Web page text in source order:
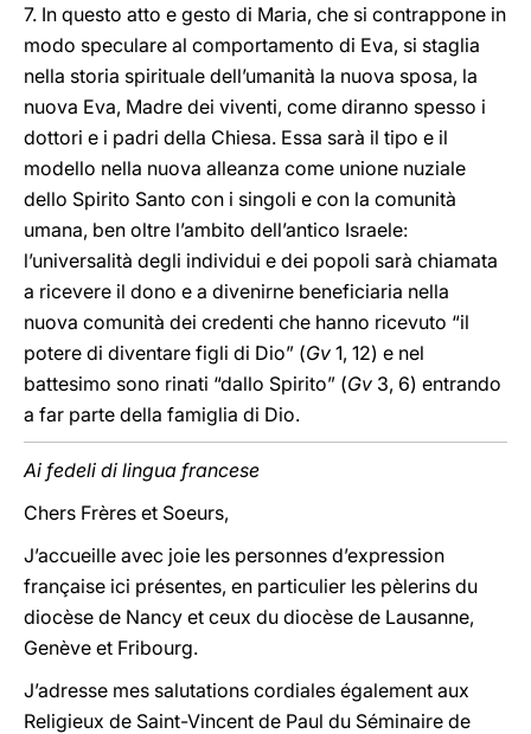
7. In questo atto e gesto di Maria, che si contrappone in
modo speculare al comportamento di Eva, si staglia
nella storia spirituale dell’umanità la nuova sposa, la
nuova Eva, Madre dei viventi, come diranno spesso i
dottori e i padri della Chiesa. Essa sarà il tipo e il
modello nella nuova alleanza come unione nuziale
dello Spirito Santo con i singoli e con la comunità
umana, ben oltre l’ambito dell’antico Israele:
l’universalità degli individui e dei popoli sarà chiamata
a ricevere il dono e a divenirne beneficiaria nella
nuova comunità dei credenti che hanno ricevuto “il
potere di diventare figli di Dio” (Gv 1, 12) e nel
battesimo sono rinati “dallo Spirito” (Gv 3, 6) entrando
a far parte della famiglia di Dio.
Ai fedeli di lingua francese
Chers Frères et Soeurs,
J’accueille avec joie les personnes d’expression
française ici présentes, en particulier les pèlerins du
diocèse de Nancy et ceux du diocèse de Lausanne,
Genève et Fribourg.
J’adresse mes salutations cordiales également aux
Religieux de Saint-Vincent de Paul du Séminaire de